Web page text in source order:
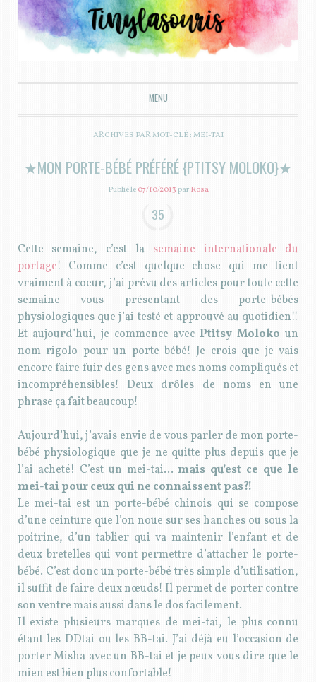
Tiny la souris
MENU
ALLER AU CONTENU PRINCIPAL
ARCHIVES PAR MOT-CLÉ :MEI-TAI
★MON PORTE-BÉBÉ PRÉFÉRÉ {PTITSY MOLOKO}★
Publié le07/10/2013parRosa
35
Cette semaine, c’est la semaine internationale du
portage! Comme c’est quelque chose qui me tient
vraiment à coeur, j’ai prévu des articles pour toute cette
semaine vous présentant des porte-bébés
physiologiques que j’ai testé et approuvé au quotidien!!
Et aujourd’hui, je commence avecPtitsy Moloko un
nom rigolo pour un porte-bébé! Je crois que je vais
encore faire fuir des gens avec mes noms compliqués et
incompréhensibles! Deux drôles de noms en une
phrase ça fait beaucoup!
Aujourd’hui, j’avais envie de vous parler de mon porte-
bébé physiologique que je ne quitte plus depuis que je
l’ai acheté! C’est un mei-tai… mais qu’est ce que le
mei-tai pour ceux qui ne connaissent pas?!
Le mei-tai est un porte-bébé chinois qui se compose
d’une ceinture que l’on noue sur ses hanches ou sous la
poitrine, d’un tablier qui va maintenir l’enfant et de
deux bretelles qui vont permettre d’attacher le porte-
bébé. C’est donc un porte-bébé très simple d’utilisation,
il suffit de faire deux nœuds! Il permet de porter contre
son ventre mais aussi dans le dos facilement.
Il existe plusieurs marques de mei-tai, le plus connu
étant les DDtai ou les BB-tai. J’ai déjà eu l’occasion de
porter Misha avec un BB-tai et je peux vous dire que le
mien est bien plus confortable!